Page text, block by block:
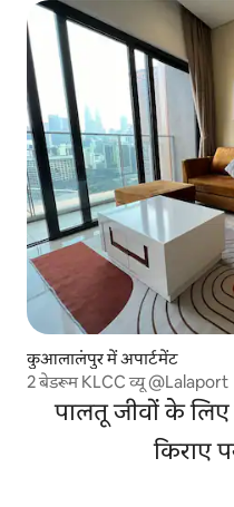
कुआलालंपुर में अपार्टमेंट
2 बेडरूम KLCC व्यू @Lalaport
पालतू जीवों के लिए
किराए